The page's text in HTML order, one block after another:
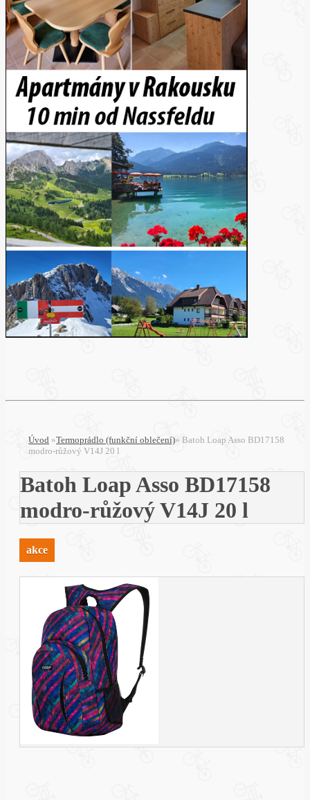
Úvod »Termoprádlo (funkční oblečení)» Batoh Loap Asso BD17158
modro-růžový V14J 20 l
Batoh Loap Asso BD17158
modro-růžový V14J 20 l
akce